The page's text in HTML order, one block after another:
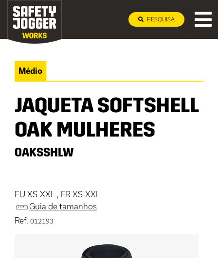
PESQUISA
Médio
JAQUETA SOFTSHELL
OAK MULHERES
OAKSSHLW
EU XS-XXL , FR XS-XXL
Guia de tamanhos
Ref. 012193